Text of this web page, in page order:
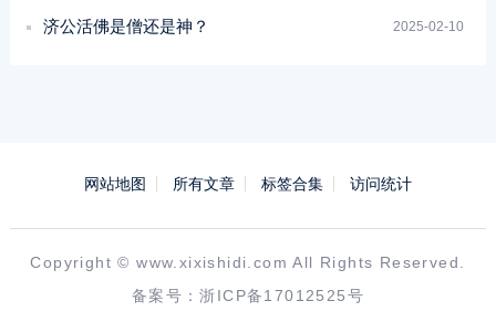
2025-02-10
济公活佛是僧还是神？
网站地图 所有文章 标签合集 访问统计
Copyright ©www.xixishidi.com All Rights Reserved.
备案号：浙ICP备17012525号